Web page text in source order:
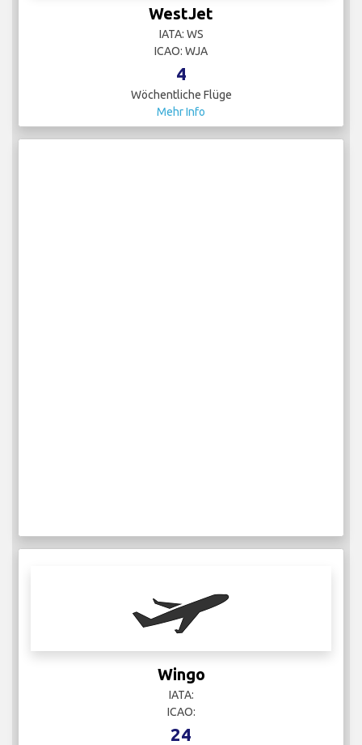
WestJet
IATA: WS
ICAO: WJA
4
Wöchentliche Flüge
Mehr Info
Wingo
IATA:
ICAO:
24